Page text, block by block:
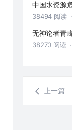
中国水资源
38494 阅读
无神论者青
38270 阅读
上一篇